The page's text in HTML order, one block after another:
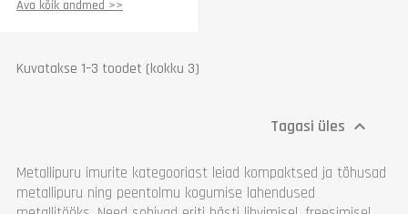
Õhu imemisvõimsus
Pikkus (mm)
810
Ava kõik andmed >>
Kuvatakse 1–3 toodet (kokku 3)
Tagasi üles 
Metallipuru imurite kategooriast leiad kompaktsed ja tõhusad
metallipuru ning peentolmu kogumise lahendused